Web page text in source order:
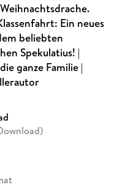
Ein neues
beliebten
Spekulatius! |
ganze Familie |